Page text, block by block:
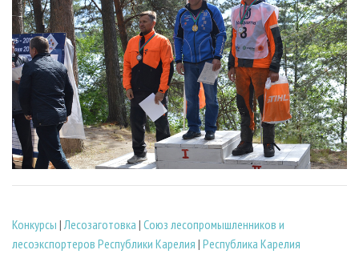
Конкурсы |Лесозаготовка | Союз лесопромышленников и
лесоэкспортеров Республики Карелия | Республика Карелия